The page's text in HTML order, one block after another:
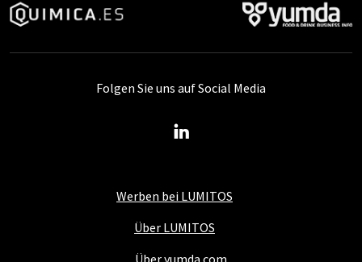
Werben bei LUMITOS
Über LUMITOS
Über yumda.com
Folgen Sie uns auf Social Media